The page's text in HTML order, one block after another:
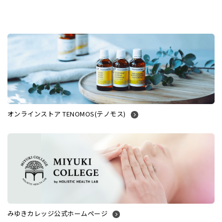
オンラインストア TENOMOS(テノモス)
みゆきカレッジ公式ホームページ